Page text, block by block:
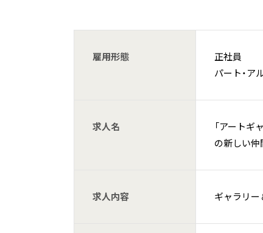
雇用形態
正社員
パート・ア
求人名
「アートギ
の新しい仲
求人内容 ギャラリ